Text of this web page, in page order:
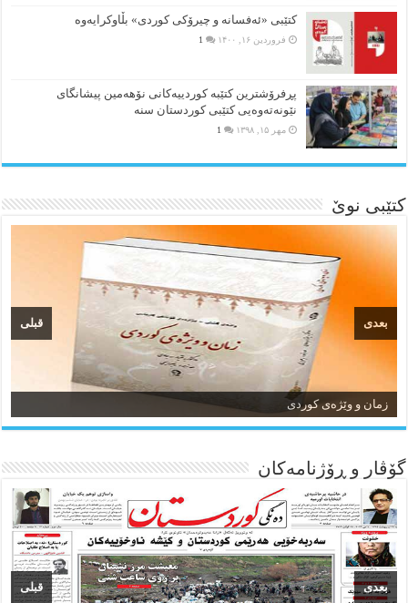
کتێبی «ئەفسانە و چیرۆکی کوردی» بڵاوکرایەوە
فروردین ۱۶, ۱۴۰۰ 1
پڕفرۆشترین کتێبە کوردییەکانی نۆهەمین پیشانگای
نێونەتەوەیی کتێبی کوردستان سنە
مهر ۱۵, ۱۳۹۸ 1
کتێبی نوێ
زمان و وێژەی کوردی
قبلی بعدی
گۆڤار و ڕۆژنامه‌کان
قبلی بعدی